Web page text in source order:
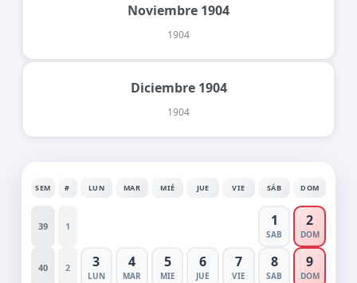
Noviembre 1904
1904
Diciembre 1904
1904
SEM # LUN MAR MIÉ JUE VIE SÁB DOM
39 1 1
SAB
2
DOM
40 2 3
LUN
4
MAR
5
MIE
6
JUE
7
VIE
8
SAB
9
DOM